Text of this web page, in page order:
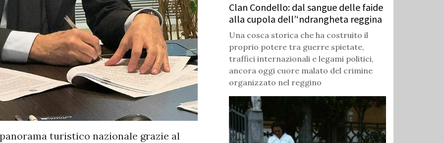
turistico nazionale grazie al
Clan Condello: dal sangue delle faide
alla cupola dell’‘ndrangheta reggina
Una cosca storica che ha costruito il
proprio potere tra guerre spietate,
traffici internazionali e legami politici,
ancora oggi cuore malato del crimine
organizzato nel reggino